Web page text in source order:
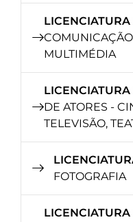
LICENCIATURA
MULTIMÉDIA
LICENCIATURA
DE ATORES -
TELEVISÃO,
FOTOGRAFIA
LICENCIATURA